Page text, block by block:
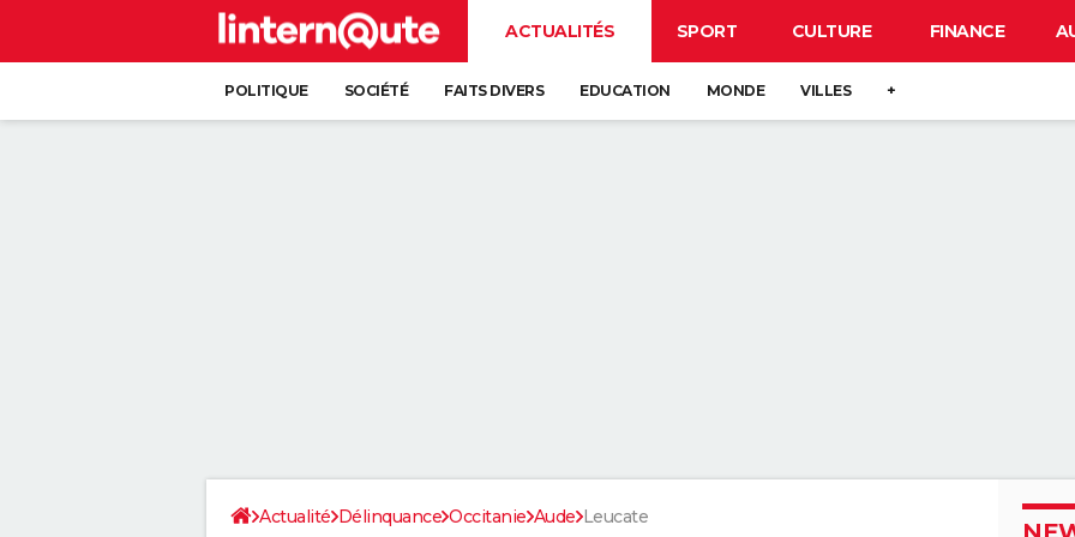
ACTUALITÉS SPORT CULTURE FINANCE
POLITIQUE SOCIÉTÉ FAITS DIVERS EDUCATION MONDE VILLES +
Actualité Délinquance Occitanie Aude Leucate